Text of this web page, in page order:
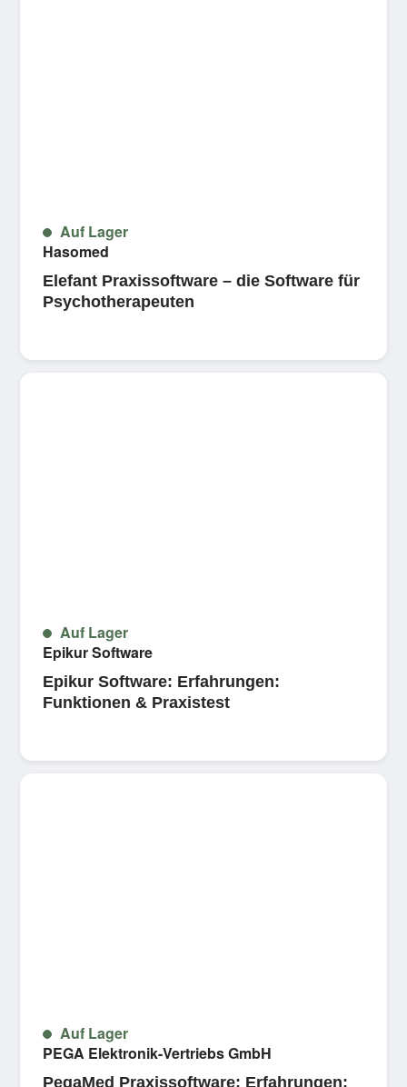
Auf Lager
Hasomed
Elefant Praxissoftware – die Software für
Psychotherapeuten
Auf Lager
Epikur Software
Epikur Software: Erfahrungen:
Funktionen & Praxistest
Auf Lager
PEGA Elektronik-Vertriebs GmbH
PegaMed Praxissoftware: Erfahrungen: